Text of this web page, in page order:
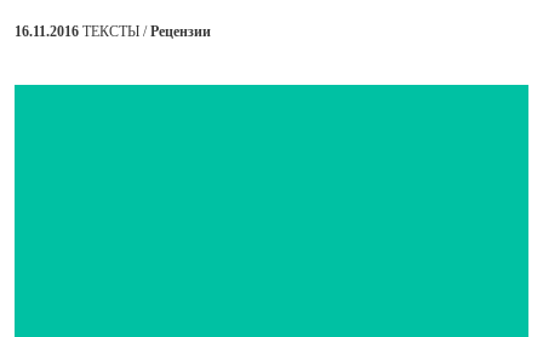
16.11.2016 ТЕКСТЫ /Рецензии